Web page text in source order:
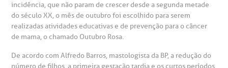
de consultas e exames
in antecipado
SAC
A BP conta com você para melhorar sempre a qualidade do
A Ouvidoria e SAC são canais para você, cliente da BP, tirar
Hospital BP
e Pesquisa
do médico
de atendimento
de Oncologia e Hematologia
incidência, que não param de crescer desde a segunda metade
do século XX, o mês de outubro foi escolhido para serem
realizadas atividades educativas e de prevenção para o câncer
de mama, o chamado Outubro Rosa.
De acordo com Alfredo Barros, mastologista da BP, a redução do
número de filhos, a primeira gestação tardia e os curtos períodos